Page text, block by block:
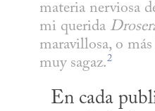
materia nerviosa
mi querida
maravillosa, o
muy sagaz.2